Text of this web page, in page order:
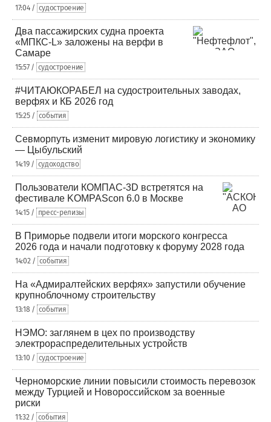
17:04 / судостроение
Два пассажирских судна проекта
«МПКС-L» заложены на верфи в
Самаре
15:57 / судостроение
#ЧИТАЮКОРАБЕЛ на судостроительных заводах,
верфях и КБ 2026 год
15:25 / события
Севморпуть изменит мировую логистику и экономику
— Цыбульский
14:19 / судоходство
Пользователи КОМПАС-3D встретятся на
фестивале KOMPAScon 6.0 в Москве
14:15 / пресс-релизы
В Приморье подвели итоги морского конгресса
2026 года и начали подготовку к форуму 2028 года
14:02 / события
На «Адмиралтейских верфях» запустили обучение
крупноблочному строительству
13:18 / события
НЭМО: заглянем в цех по производству
электрораспределительных устройств
13:10 / судостроение
Черноморские линии повысили стоимость перевозок
между Турцией и Новороссийском за военные
риски
11:32 / события